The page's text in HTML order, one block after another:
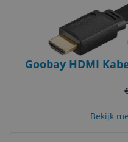
Goobay HDMI
Bekijk